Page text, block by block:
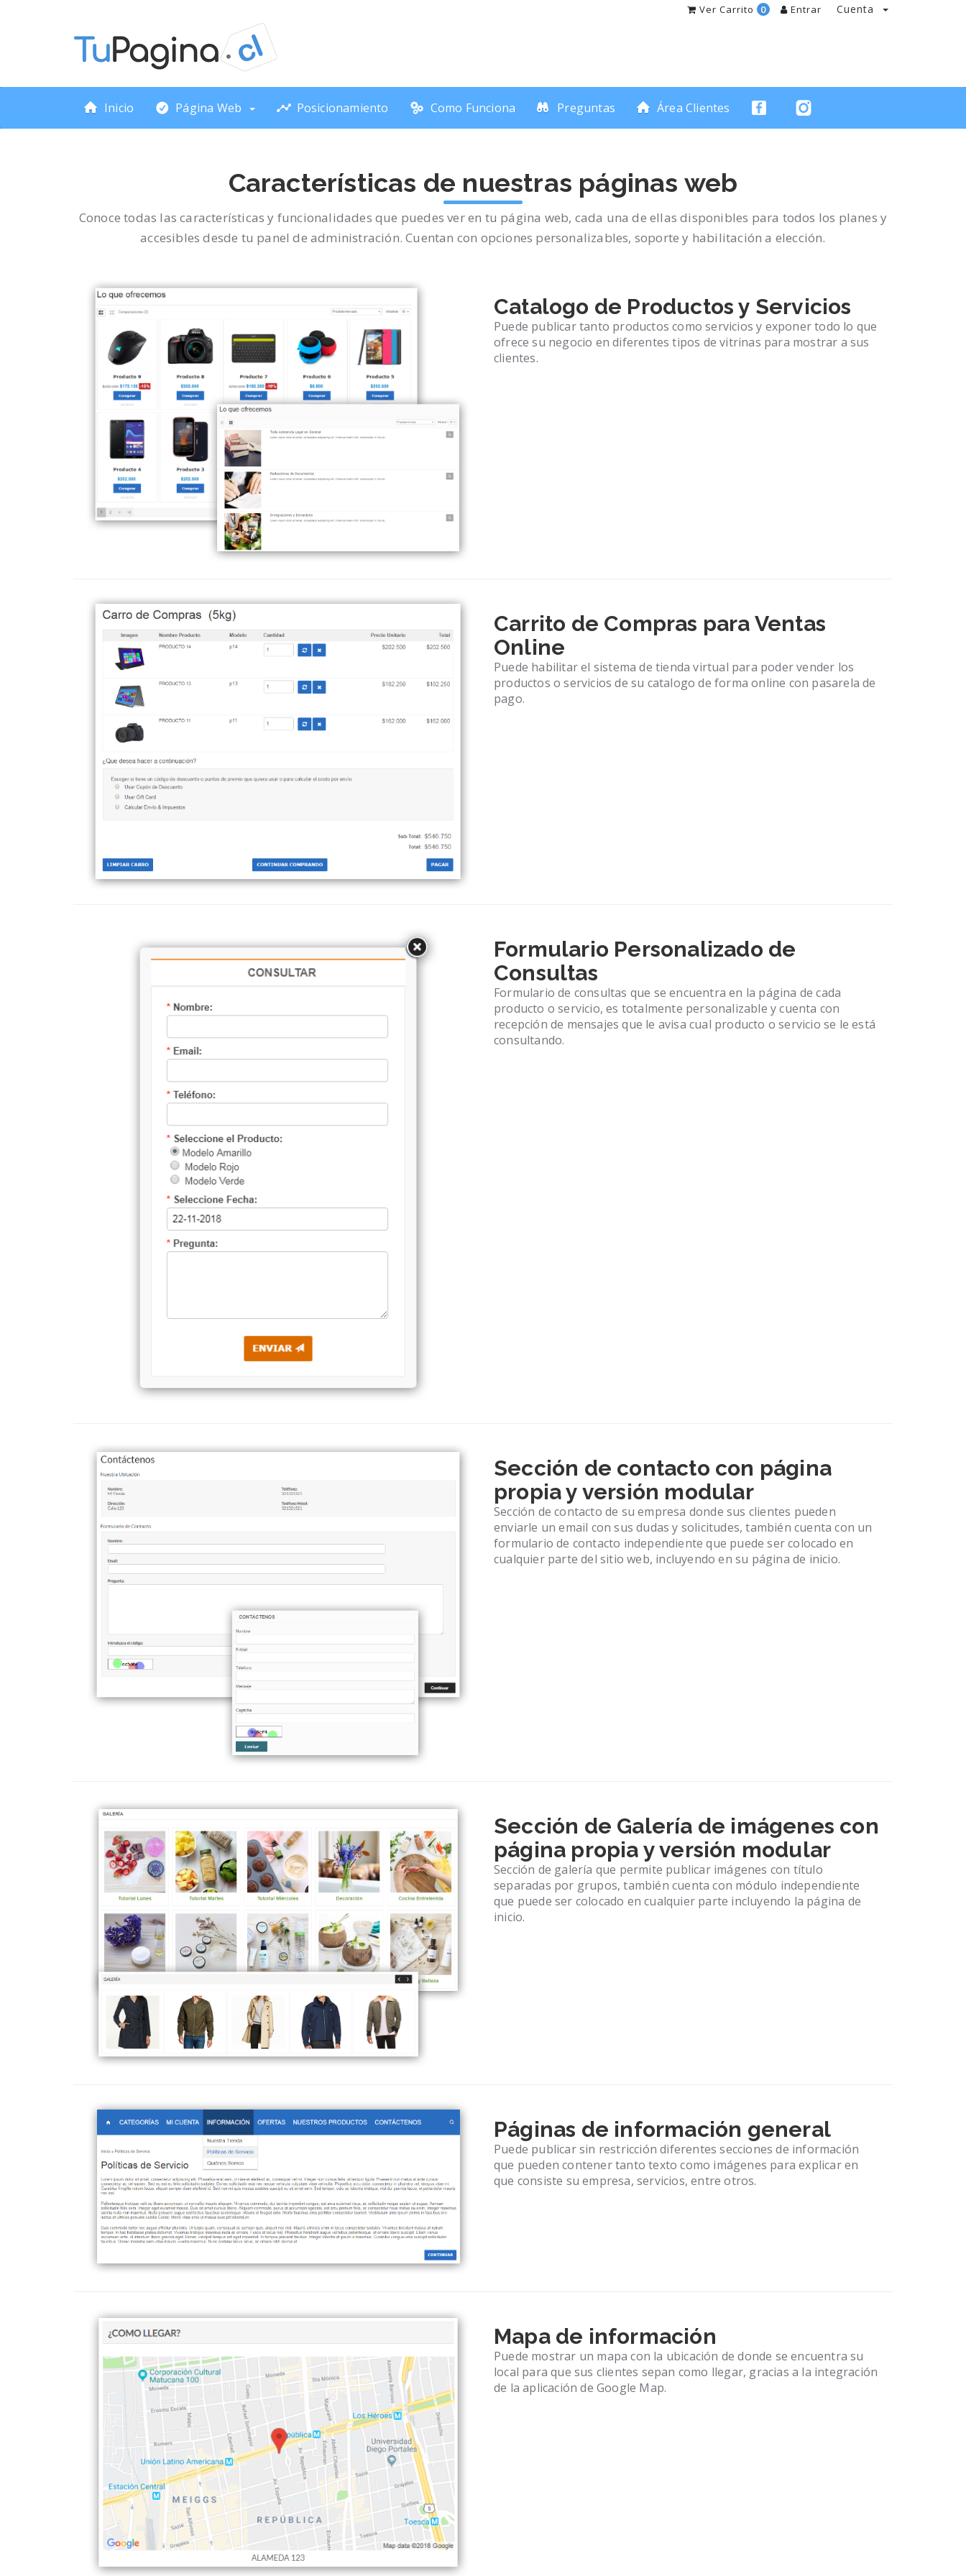
Cuenta
Entrar
Ver Carrito 0
Inicio Página Web Posicionamiento Como Funciona Preguntas Área Clientes
Características de nuestras páginas web
Conoce todas las características y funcionalidades que puedes ver en tu página web, cada una de ellas disponibles para todos los planes y
accesibles desde tu panel de administración. Cuentan con opciones personalizables, soporte y habilitación a elección.
Catalogo de Productos y Servicios
Puede publicar tanto productos como servicios y exponer todo lo que
ofrece su negocio en diferentes tipos de vitrinas para mostrar a sus
clientes.
Carrito de Compras para Ventas
Online
Puede habilitar el sistema de tienda virtual para poder vender los
productos o servicios de su catalogo de forma online con pasarela de
pago.
Formulario Personalizado de
Consultas
Formulario de consultas que se encuentra en la página de cada
producto o servicio, es totalmente personalizable y cuenta con
recepción de mensajes que le avisa cual producto o servicio se le está
consultando.
Sección de contacto con página
propia y versión modular
Sección de contacto de su empresa donde sus clientes pueden
enviarle un email con sus dudas y solicitudes, también cuenta con un
formulario de contacto independiente que puede ser colocado en
cualquier parte del sitio web, incluyendo en su página de inicio.
Sección de Galería de imágenes con
página propia y versión modular
Sección de galería que permite publicar imágenes con título
separadas por grupos, también cuenta con módulo independiente
que puede ser colocado en cualquier parte incluyendo la página de
inicio.
Páginas de información general
Puede publicar sin restricción diferentes secciones de información
que pueden contener tanto texto como imágenes para explicar en
que consiste su empresa, servicios, entre otros.
Mapa de información
Puede mostrar un mapa con la ubicación de donde se encuentra su
local para que sus clientes sepan como llegar, gracias a la integración
de la aplicación de Google Map.